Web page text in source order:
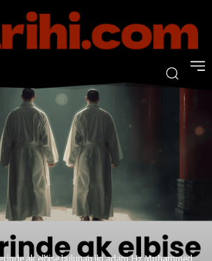
ak elbise bulunan iki adam Hz Muhammed